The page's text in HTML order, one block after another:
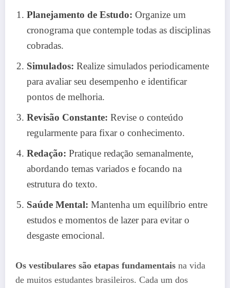
Planejamento de Estudo: Organize um
cronograma que contemple todas as disciplinas
cobradas.
Simulados: Realize simulados periodicamente
para avaliar seu desempenho e identificar
pontos de melhoria.
Revisão Constante: Revise o conteúdo
regularmente para fixar o conhecimento.
Redação: Pratique redação semanalmente,
abordando temas variados e focando na
estrutura do texto.
Saúde Mental: Mantenha um equilíbrio entre
estudos e momentos de lazer para evitar o
desgaste emocional.
Os vestibulares são etapas fundamentais na vida
de muitos estudantes brasileiros. Cada um dos